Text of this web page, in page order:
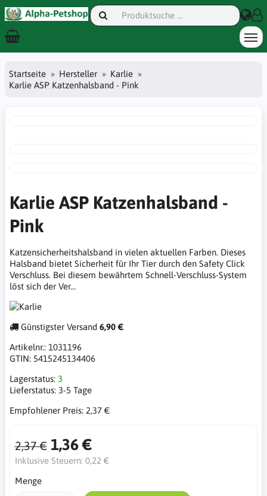
Startseite Hersteller
Karlie
Karlie ASP Katzenhalsband - Pink
Karlie ASP Katzenhalsband -
Pink
Katzensicherheitshalsband in vielen aktuellen Farben. Dieses
Halsband bietet Sicherheit für Ihr Tier durch den Safety Click
Verschluss. Bei diesem bewährtem Schnell-Verschluss-System
löst sich der Ver...
Günstigster Versand 6,90 €
Artikelnr.: 1031196
GTIN: 5415245134406
Lagerstatus: 3
Lieferstatus: 3-5 Tage
Empfohlener Preis: 2,37 €
2,37 € 1,36 €
Inklusive Steuern: 0,22 €
Menge